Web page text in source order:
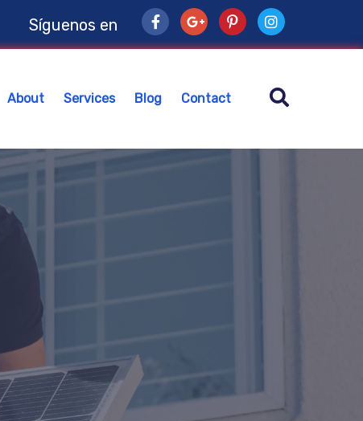
Síguenos en
About Services Blog Contact